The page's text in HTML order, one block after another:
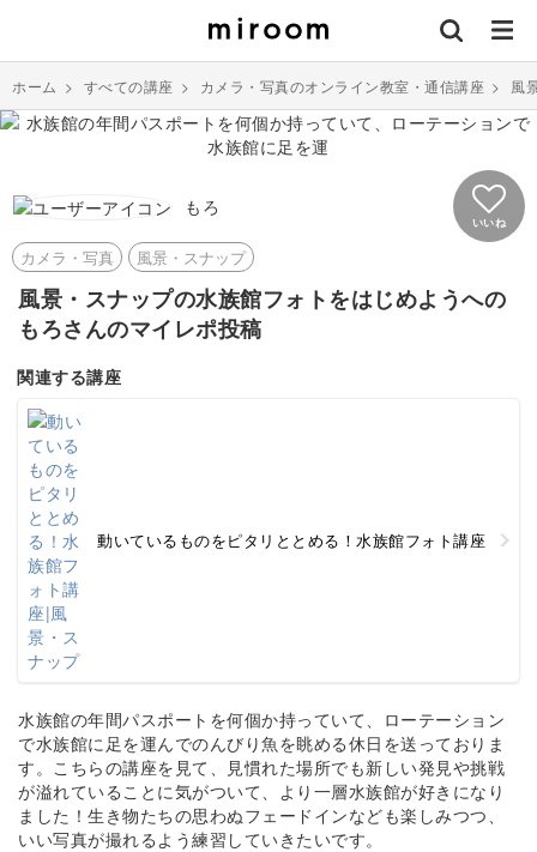
ホーム > すべての講座 > カメラ・写真のオンライン教室・通信講座 > 風
もろ
いいね
カメラ・写真 風景・スナップ
風景・スナップの水族館フォトをはじめようへの
もろさんのマイレポ投稿
関連する講座
動いているものをピタリととめる！水族館フォト講座
水族館の年間パスポートを何個か持っていて、ローテーション
で水族館に足を運んでのんびり魚を眺める休日を送っておりま
す。こちらの講座を見て、見慣れた場所でも新しい発見や挑戦
が溢れていることに気がついて、より一層水族館が好きになり
ました！生き物たちの思わぬフェードインなども楽しみつつ、
いい写真が撮れるよう練習していきたいです。